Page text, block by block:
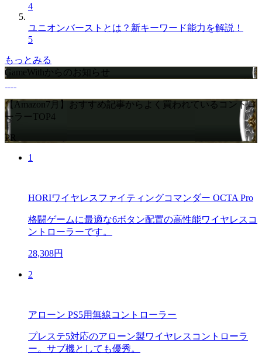
4
ユニオンバーストとは？新キーワード能力を解説！
5
もっとみる
GameWithからのお知らせ
【Amazon7月】おすすめ記事からよく買われているコントロ
ーラーTOP4
PR
1
HORIワイヤレスファイティングコマンダー OCTA Pro
格闘ゲームに最適な6ボタン配置の高性能ワイヤレスコ
ントローラーです。
28,308円
2
アローン PS5用無線コントローラー
プレステ5対応のアローン製ワイヤレスコントローラ
ー。サブ機としても優秀。